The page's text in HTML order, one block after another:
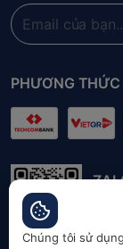
PHƯƠNG
Chúng tôi sử